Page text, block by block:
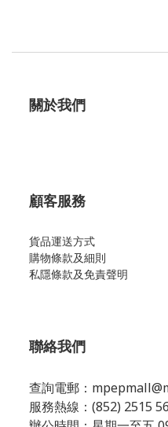
關於我們
顧客服務
貨品運送方式
購物條款及細則
私隱條款及免責聲明
聯絡我們
查詢電郵：
服務熱線：(852) 2515